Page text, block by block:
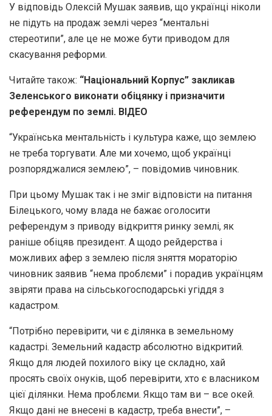
У відповідь Олексій Мушак заявив, що українці ніколи
не підуть на продаж землі через “ментальні
стереотипи”, але це не може бути приводом для
скасування реформи.
Читайте також: “Національний Корпус” закликав
Зеленського виконати обіцянку і призначити
референдум по землі. ВІДЕО
“Українська ментальність і культура каже, що землею
не треба торгувати. Але ми хочемо, щоб українці
розпоряджалися землею”, – повідомив чиновник.
При цьому Мушак так і не зміг відповісти на питання
Білецького, чому влада не бажає оголосити
референдум з приводу відкриття ринку землі, як
раніше обіцяв президент. А щодо рейдерства і
можливих афер з землею після зняття мораторію
чиновник заявив “нема проблєми” і порадив українцям
звіряти права на сільськогосподарські угіддя з
кадастром.
“Потрібно перевірити, чи є ділянка в земельному
кадастрі. Земельний кадастр абсолютно відкритий.
Якщо для людей похилого віку це складно, хай
просять своїх онуків, щоб перевірити, хто є власником
цієї ділянки. Нема проблєми. Якщо там ви – все окей.
Якщо дані не внесені в кадастр, треба внести”, –